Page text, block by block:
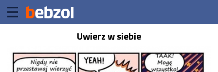
Uwierz w siebie